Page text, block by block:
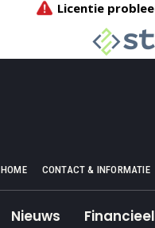
HOME CONTACT & INFORMATIE
Nieuws Financieel